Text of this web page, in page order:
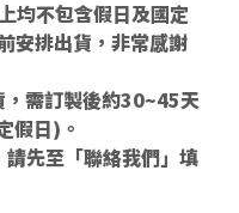
均不包含假日及國定
安排出貨，非常感謝
需訂製後約30~45天
假日)。
先至「聯絡我們」填